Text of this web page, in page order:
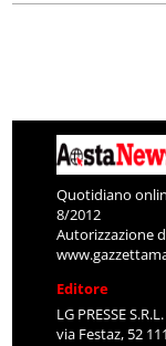
Quotidiano
8/2012
Autorizzazione
Editore
LG PRESSE S.R.L.
via Festaz, 52